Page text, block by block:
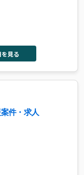
見る
件・求人